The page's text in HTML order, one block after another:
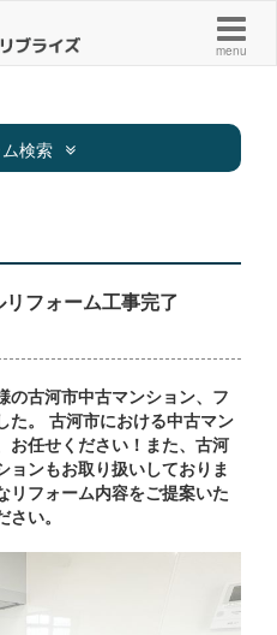
menu
検索
フォーム工事完了
の古河市中古マンション、フ
た。 古河市における中古マン
お任せください！また、古河
ョンもお取り扱いしておりま
リフォーム内容をご提案いた
い。